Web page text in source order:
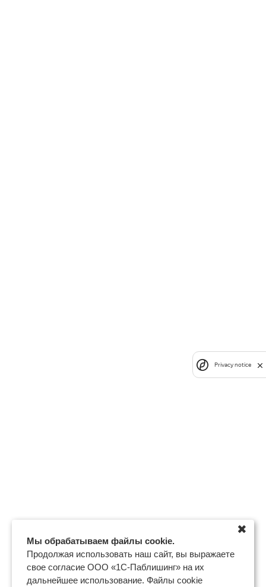
Мы обрабатываем файлы cookie.
Продолжая использовать наш сайт, вы выражаете
свое согласие ООО «1С-Паблишинг» на их
дальнейшее использование. Файлы cookie
✖
Privacy notice